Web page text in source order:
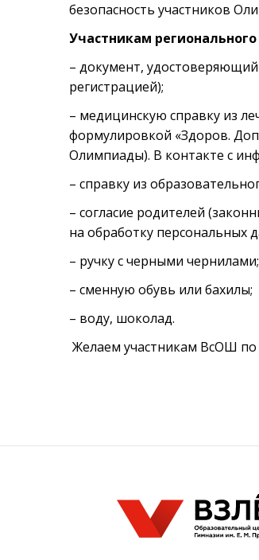
безопасность участников
Участникам
– документ, удостоверяющий
регистрацией);
– медицинскую справку из
формулировкой «Здоров.
Олимпиады). В контакте с
– справку из
– согласие родителей
на обработку персональных
– ручку с черными чернилами;
– сменную обувь или бахилы;
– воду, шоколад.
Желаем участникам ВсОШ по